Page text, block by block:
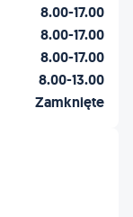
8.00-17.00
8.00-17.00
8.00-17.00
8.00-13.00
Zamknięte